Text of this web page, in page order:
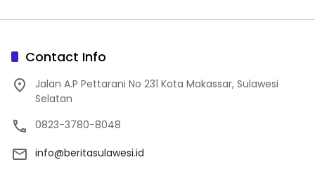
Contact Info
Jalan A.P Pettarani No 231 Kota Makassar, Sulawesi
Selatan
0823-3780-8048
info@beritasulawesi.id